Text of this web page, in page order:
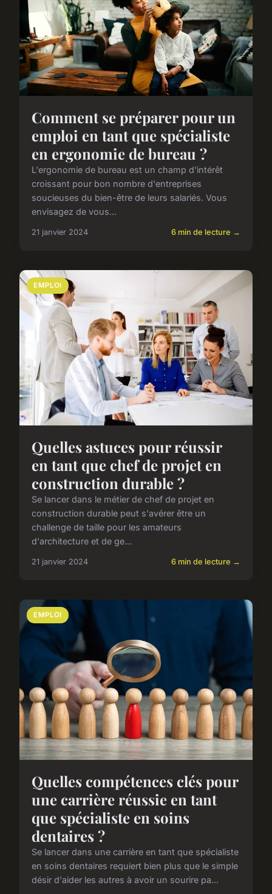
Comment se préparer pour un
emploi en tant que spécialiste
en ergonomie de bureau ?
L'ergonomie de bureau est un champ d'intérêt
croissant pour bon nombre d'entreprises
soucieuses du bien-être de leurs salariés. Vous
envisagez de vous...
21 janvier 2024 6 min de lecture →
EMPLOI
Quelles astuces pour réussir
en tant que chef de projet en
construction durable ?
Se lancer dans le métier de chef de projet en
construction durable peut s'avérer être un
challenge de taille pour les amateurs
d'architecture et de ge...
21 janvier 2024 6 min de lecture →
EMPLOI
Quelles compétences clés pour
une carrière réussie en tant
que spécialiste en soins
dentaires ?
Se lancer dans une carrière en tant que spécialiste
en soins dentaires requiert bien plus que le simple
désir d'aider les autres à avoir un sourire pa...